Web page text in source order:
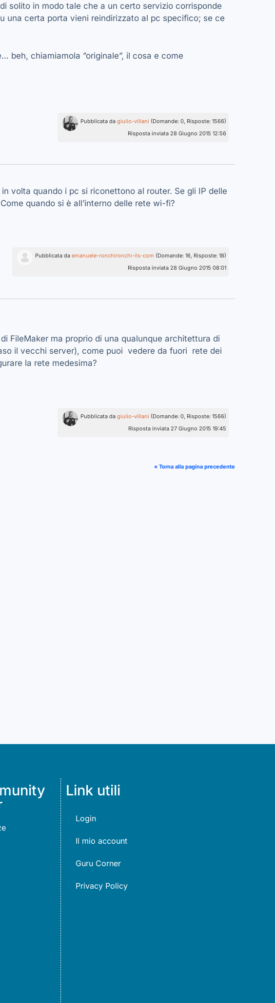
solito in modo tale che a un certo servizio corrisponde
una certa porta vieni reindirizzato al pc specifico; se ce
beh, chiamiamola ”originale”, il cosa e come
Pubblicata da giulio-villani (Domande: 0, Risposte: 1566)
Risposta inviata 28 Giugno 2015 12:56
volta quando i pc si riconettono al router. Se gli IP delle
quando si è all’interno delle rete wi-fi?
Pubblicata da emanuele-ronchironchi-ils-com (Domande: 16, Risposte: 18)
Risposta inviata 28 Giugno 2015 08:01
FileMaker ma proprio di una qualunque architettura di
il vecchi server), come puoi vedere da fuori rete dei
la rete medesima?
Pubblicata da giulio-villani (Domande: 0, Risposte: 1566)
Risposta inviata 27 Giugno 2015 19:45
« Torna alla pagina precedente
Link utili
Login
Il mio account
Guru Corner
Privacy Policy